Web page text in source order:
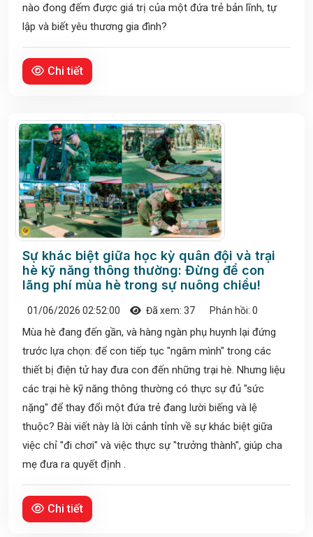
nào đong đếm được giá trị của một đứa trẻ bản lĩnh, tự
lập và biết yêu thương gia đình?
Chi tiết
Sự khác biệt giữa học kỳ quân đội và trại
hè kỹ năng thông thường: Đừng để con
lãng phí mùa hè trong sự nuông chiều!
01/06/2026 02:52:00 Đã xem: 37 Phản hồi: 0
Mùa hè đang đến gần, và hàng ngàn phụ huynh lại đứng
trước lựa chọn: để con tiếp tục "ngâm mình" trong các
thiết bị điện tử hay đưa con đến những trại hè. Nhưng liệu
các trại hè kỹ năng thông thường có thực sự đủ "sức
nặng" để thay đổi một đứa trẻ đang lười biếng và lệ
thuộc? Bài viết này là lời cảnh tỉnh về sự khác biệt giữa
việc chỉ "đi chơi" và việc thực sự "trưởng thành", giúp cha
mẹ đưa ra quyết định .
Chi tiết